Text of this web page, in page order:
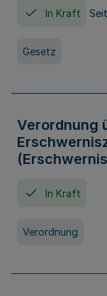
In Kraft
Gesetz
Verordnung
In Kraft
Verordnung